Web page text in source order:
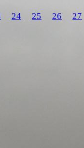
24 25 26 27